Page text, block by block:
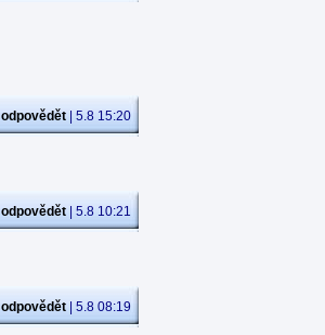
odpovědět | 5.8 15:20
odpovědět | 5.8 10:21
odpovědět | 5.8 08:19